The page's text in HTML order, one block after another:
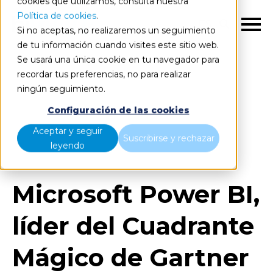
Política de cookies.
Si no aceptas, no realizaremos un seguimiento
de tu información cuando visites este sitio web.
Se usará una única cookie en tu navegador para
recordar tus preferencias, no para realizar
ningún seguimiento.
Configuración de las cookies
Aceptar y seguir
leyendo
Suscribirse y rechazar
ES
Microsoft Power BI, líder del Cuadrante Mágico de
Gartner 2023
Microsoft Power BI,
líder del Cuadrante
Mágico de Gartner